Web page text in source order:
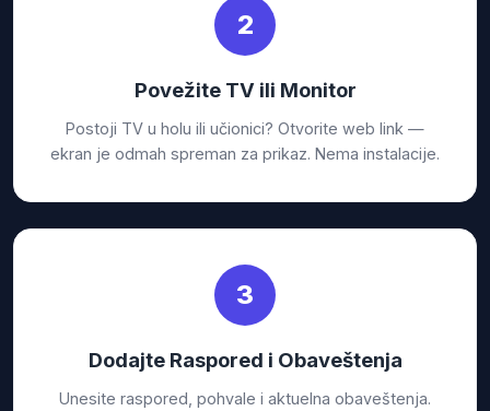
2
Povežite TV ili Monitor
Postoji TV u holu ili učionici? Otvorite web link —
ekran je odmah spreman za prikaz. Nema instalacije.
3
Dodajte Raspored i Obaveštenja
Unesite raspored, pohvale i aktuelna obaveštenja.